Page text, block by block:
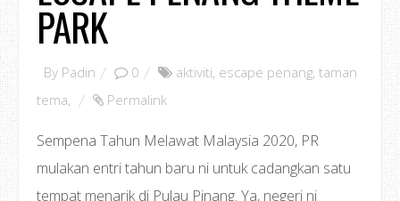
PARK
By Padin 0 aktiviti, escape penang, taman
tema, Permalink
Sempena Tahun Melawat Malaysia 2020, PR
mulakan entri tahun baru ni untuk cadangkan satu
tempat menarik di Pulau Pinang. Ya, negeri ni